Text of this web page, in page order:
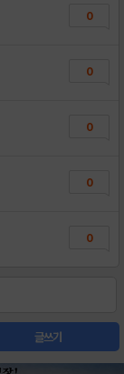
0
0
0
0
0
글쓰기